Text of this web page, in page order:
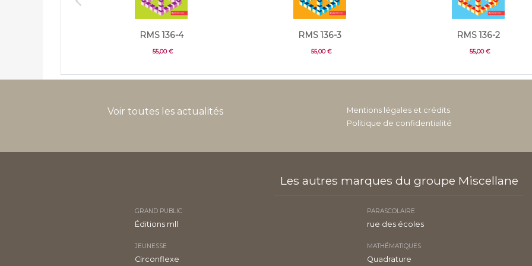
RMS 136-4
55,00 €
RMS 136-3
55,00 €
RMS 136-2
55,00 €
Voir toutes les actualités
Mentions légales et crédits
Politique de confidentialité
Les autres marques du groupe Miscellane
GRAND PUBLIC
Éditions mll
JEUNESSE
Circonflexe
PARASCOLAIRE
rue des écoles
MATHÉMATIQUES
Quadrature